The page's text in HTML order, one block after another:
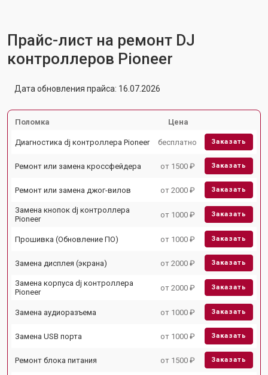
Прайс-лист на ремонт DJ
контроллеров Pioneer
Дата обновления прайса: 16.07.2026
Поломка Цена
Диагностика dj контроллера Pioneer бесплатно Заказать
Ремонт или замена кроссфейдера от 1500 ₽ Заказать
Ремонт или замена джог-вилов от 2000 ₽ Заказать
Замена кнопок dj контроллера
Pioneer
от 1000 ₽ Заказать
Прошивка (Обновление ПО) от 1000 ₽ Заказать
Замена дисплея (экрана) от 2000 ₽ Заказать
Замена корпуса dj контроллера
Pioneer
от 2000 ₽ Заказать
Замена аудиоразъема от 1000 ₽ Заказать
Замена USB порта от 1000 ₽ Заказать
Ремонт блока питания от 1500 ₽ Заказать